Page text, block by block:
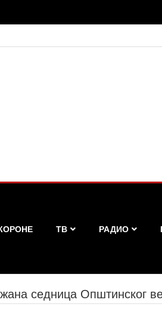
ТВ РАДИО
седница Општинског